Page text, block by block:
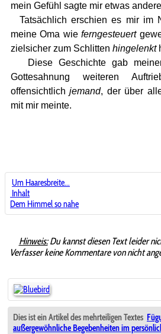
mein Gefühl sagte mir etwas
Tatsächlich erschien es mir im
meine Oma wieferngesteuert
zielsicher zum Schlitten hingelenkt
Diese Geschichte gab meiner
Gottesahnung weiteren
offensichtlichjemand, der über
mit mir meinte.
Um Haaresbreite...
Inhalt
Dem Himmel so nahe
Hinweis:Du kannst diesen Text leider
Verfasser keine Kommentare von nicht
Dies ist ein Artikel des mehrteiligen Textes
außergewöhnliche Begebenheiten im